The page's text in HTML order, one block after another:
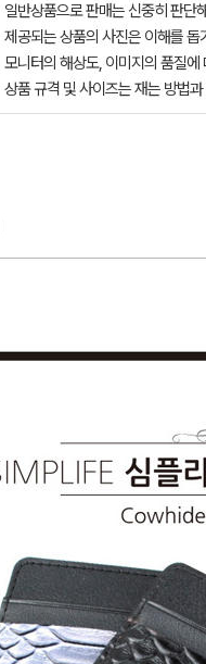
일반상품으로 판매는 신중히 판단
제공되는 상품의 사진은 이해를
모니터의 해상도, 이미지의 품질
상품 규격 및 사이즈는 재는 방법